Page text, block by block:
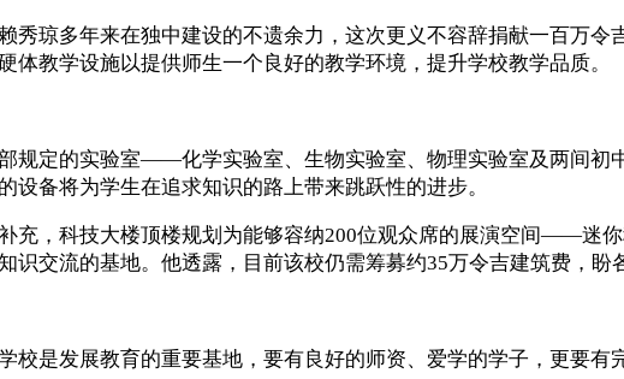
秀琼多年来在独中建设的不遗余力，这次更义不容辞捐献一百万
体教学设施以提供师生一个良好的教学环境，提升学校教学品质。
规定的实验室——化学实验室、生物实验室、物理实验室及两间初
设备将为学生在追求知识的路上带来跳跃性的进步。
充，科技大楼顶楼规划为能够容纳200位观众席的展演空间——迷
识交流的基地。他透露，目前该校仍需筹募约35万令吉建筑费，盼
校是发展教育的重要基地，要有良好的师资、爱学的学子，更要有